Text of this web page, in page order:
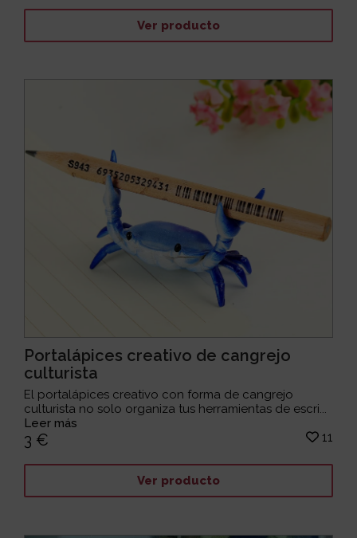
Ver producto
Portalápices creativo de cangrejo
culturista
El portalápices creativo con forma de cangrejo
culturista no solo organiza tus herramientas de escri...
Leer más
3 € 11
Ver producto